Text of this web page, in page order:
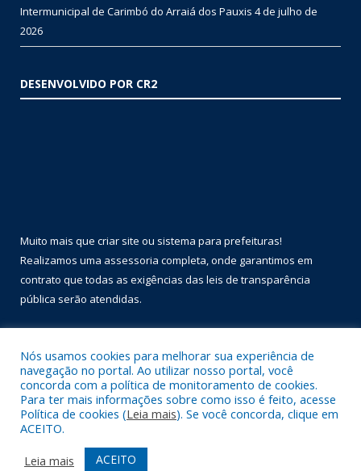
Intermunicipal de Carimbó do Arraiá dos Pauxis 4 de julho de
2026
DESENVOLVIDO POR CR2
Muito mais que criar site ou sistema para prefeituras!
Realizamos uma assessoria completa, onde garantimos em
contrato que todas as exigências das leis de transparência
pública serão atendidas.
Todos os direitos reservados a Prefeitura Municipal de Óbidos.
Mapa do Site
Acessar Área Administrativa
Nós usamos cookies para melhorar sua experiência de
navegação no portal. Ao utilizar nosso portal, você
concorda com a política de monitoramento de cookies.
Para ter mais informações sobre como isso é feito, acesse
Política de cookies (Leia mais). Se você concorda, clique em
ACEITO.
Leia mais
ACEITO